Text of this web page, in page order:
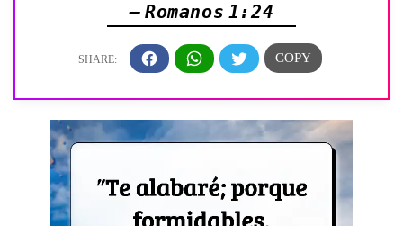
— Romanos 1:24